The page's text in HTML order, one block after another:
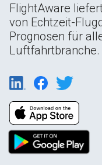
FlightAware
von Echtzeit-
Prognosen für
Luftfahrtbranche.